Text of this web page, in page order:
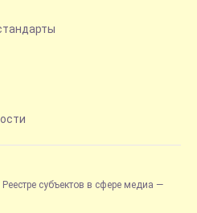
субъектов в сфере медиа —